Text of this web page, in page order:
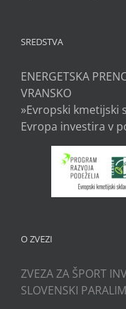
SREDSTVA
ENERGETSKA
VRANSKO
»Evropski kmetijski
Evropa investira v
O ZVEZI
ZVEZA ZA ŠPORT
SLOVENSKI